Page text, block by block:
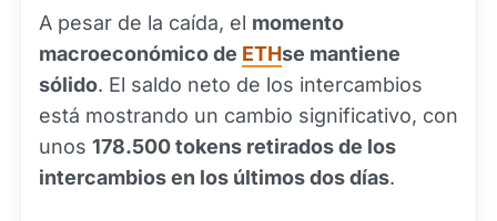
A pesar de la caída, el momento
macroeconómico de ETHse mantiene
sólido. El saldo neto de los intercambios
está mostrando un cambio significativo, con
unos 178.500 tokens retirados de los
intercambios en los últimos dos días.